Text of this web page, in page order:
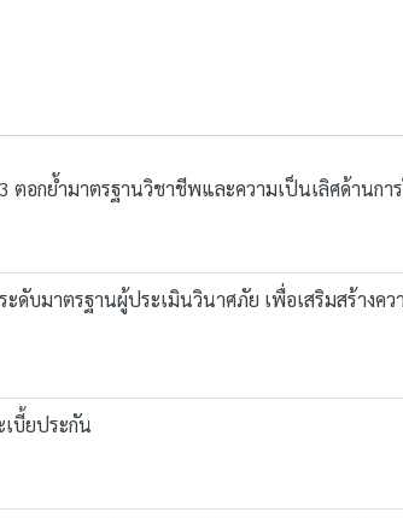
กย้ำมาตรฐานวิชาชีพและความเป็นเลิศด้านกา
ดับมาตรฐานผู้ประเมินวินาศภัย เพื่อเสริมสร้างค
บี้ยประกัน